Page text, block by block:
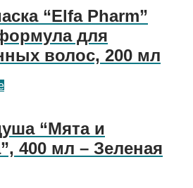
“Elfa Pharm”
для
волос, 200 мл
“Мята и
400 мл – Зеленая